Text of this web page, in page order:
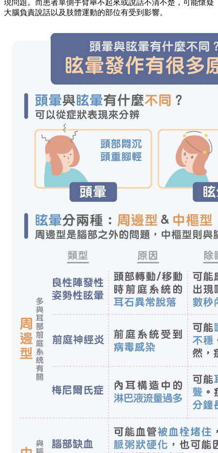
現問題。而患者單側手臂舉不起來或說話不清不楚，可能懷疑
大腦負責說話以及肢體運動的部位有受到影響。